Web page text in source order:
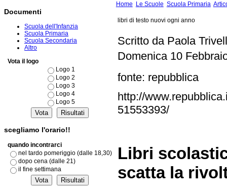
Documenti
Scuola dell'Infanzia
Scuola Primaria
Scuola Secondaria
Altro
Vota il logo
Logo 1
Logo 2
Logo 3
Logo 4
Logo 5
scegliamo l'orario!!
quando incontrarci
nel tardo pomeriggio (dalle 18,30)
dopo cena (dalle 21)
il fine settimana
Home Le Scuole Scuola Primaria
libri di testo nuovi ogni anno
Scritto da Paola
Domenica 10
fonte: repubblica
http://
51553393/
Libri
scatta la